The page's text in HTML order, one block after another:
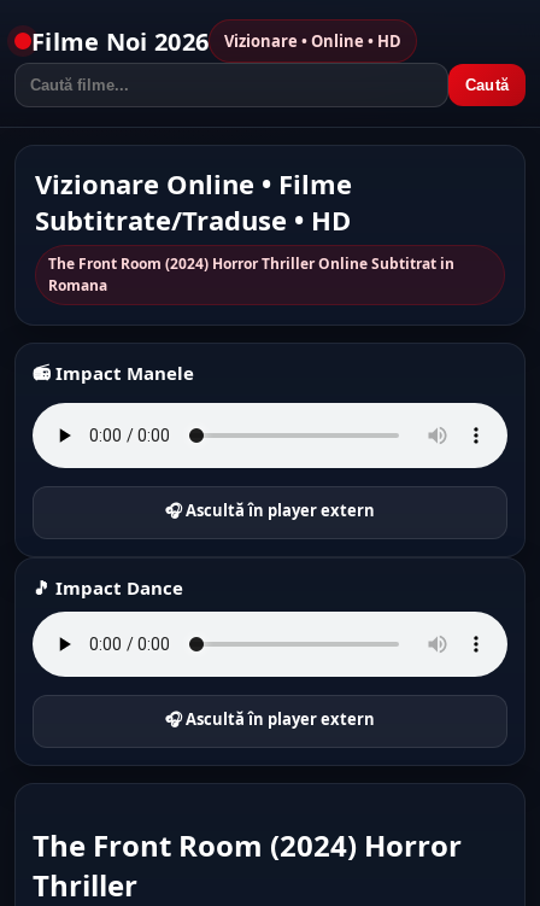
Filme Noi 2026 Vizionare • Online • HD
Caută
Vizionare Online • Filme
Subtitrate/Traduse • HD
The Front Room (2024) Horror Thriller Online Subtitrat in
Romana
📻 Impact Manele
🎧 Ascultă în player extern
🎵 Impact Dance
🎧 Ascultă în player extern
The Front Room (2024) Horror
Thriller